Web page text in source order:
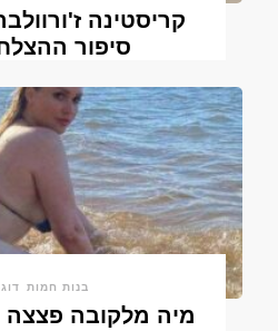
קריסטינה
סיפור
בנות חמות
מיה מלקובה פצצה